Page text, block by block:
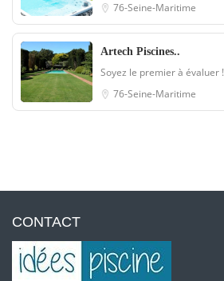
76-Seine-Maritime
Artech Piscines..
Soyez le premier à évaluer !
76-Seine-Maritime
CONTACT